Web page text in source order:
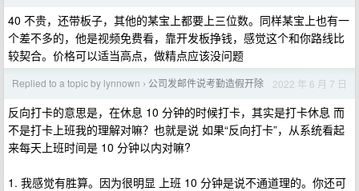
40 不贵，还带板子，其他的某宝上都要上三位数。同样某宝上也有一
个差不多的，他是视频免费看，靠开发板挣钱，感觉这个和你路线比
较契合。价格可以适当高点，做精点应该没问题
Replied to a topic by lynnown › 公司发邮件说考勤造假开除 2022 年 6 月 7 日
反向打卡的意思是，在休息 10 分钟的时候打卡，其实是打卡休息 而
不是打卡上班我的理解对嘛？也就是说 如果“反向打卡”，从系统看起
来每天上班时间是 10 分钟以内对嘛?
1. 我感觉有胜算。因为很明显 上班 10 分钟是说不通道理的。你还可